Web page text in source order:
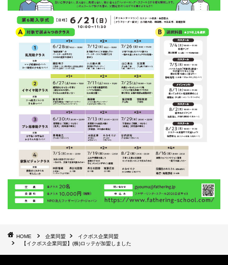
HOME 企業同盟
イクボス企業同盟
【イクボス企業同盟】(株)ロッテが加盟しました